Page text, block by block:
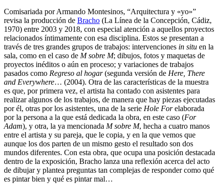
Comisariada por Armando Montesinos, “Arquitectura y «yo»”
revisa la producción de Bracho (La Línea de la Concepción, Cádiz,
1970) entre 2003 y 2018, con especial atención a aquellos proyectos
relacionados íntimamente con esa disciplina. Estos se presentan a
través de tres grandes grupos de trabajos: intervenciones in situ en la
sala, como en el caso de M sobre M; dibujos, fotos y maquetas de
proyectos inéditos o aún en proceso; y variaciones de trabajos
pasados como Regreso al hogar(segunda versión de Here, There
and Everywhere… (2004). Otra de las características de la muestra
es que, por primera vez, el artista ha contado con asistentes para
realizar algunos de los trabajos, de manera que hay piezas ejecutadas
por él, otras por los asistentes, una de la serie Hole Forelaborada
por la persona a la que está dedicada la obra, en este caso (For
Adam), y otra, la ya mencionada M sobre M, hecha a cuatro manos
entre el artista y su pareja, que le copia, y en la que vemos que
aunque los dos parten de un mismo gesto el resultado son dos
mundos diferentes. Con esta obra, que ocupa una posición destacada
dentro de la exposición, Bracho lanza una reflexión acerca del acto
de dibujar y plantea preguntas tan complejas de responder como qué
es pintar bien y qué es pintar mal…